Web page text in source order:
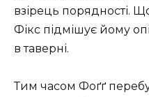
взірець порядності.
Фікс підмішує йому
в таверні.
Тим часом Фоґґ